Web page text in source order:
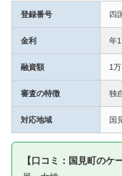
登録番号 四
金利 年
融資額 1
審査の特徴 独
対応地域 国
【口コミ：国見町のケ